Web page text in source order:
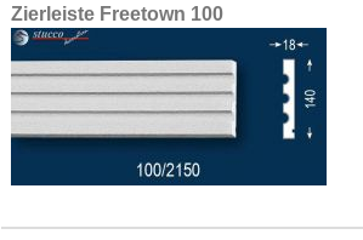
Zierleiste Freetown 100